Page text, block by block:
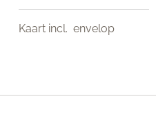
Kaart incl. envelop